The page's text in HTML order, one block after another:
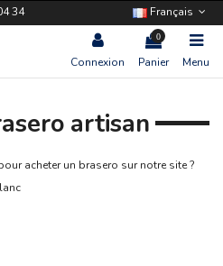
34 Français
Connexion
0
Panier Menu
artisan
acheter un brasero sur notre site ?